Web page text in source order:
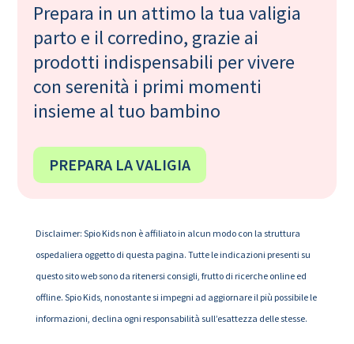
Prepara in un attimo la tua valigia
parto e il corredino, grazie ai
prodotti indispensabili per vivere
con serenità i primi momenti
insieme al tuo bambino
PREPARA LA VALIGIA
Disclaimer: Spio Kids non è affiliato in alcun modo con la struttura
ospedaliera oggetto di questa pagina. Tutte le indicazioni presenti su
questo sito web sono da ritenersi consigli, frutto di ricerche online ed
offline. Spio Kids, nonostante si impegni ad aggiornare il più possibile le
informazioni, declina ogni responsabilità sull’esattezza delle stesse.